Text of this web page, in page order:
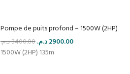
Pompe de puits profond – 1500W (2HP)
3400.00د.م. 2900.00د.م.
1500W (2HP) 135m